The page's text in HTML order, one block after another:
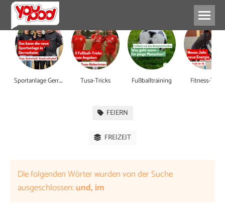
S
portanlage Gerresheim Tusa-Tricks Fußballtraining Fitness-Tipps
FEIERN
FREIZEIT
Die folgenden Wörter wurden von der Suche
ausgeschlossen:und, im